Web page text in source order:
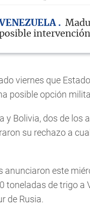
VENEZUELA
viernes que
posible opción
y Bolivia, dos de los
su rechazo a
anunciaron este
toneladas de trigo a
de Rusia.